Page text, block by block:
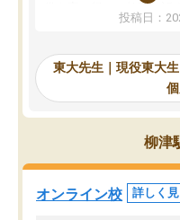
供も家に帰って勉強の話
応を示します。東大先生
れるので、親としても安
使える自習室とかもあり
ところがあれば先生が回
のも重宝しています。
投稿日：
東大先生｜現役東大
柳津
オンライン校 詳しく